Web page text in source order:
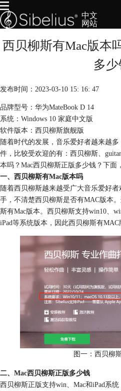
中文
网站
首页
购买
西贝柳斯有Mac版本
多少
发布时间：2023-03-10 15: 16: 47
品牌型号：华为MateBook D 14
系统：Windows 10 家庭中文版
软件版本：西贝柳斯旗舰版
随着时代的发展，音乐爱好者越来越
件，比较受欢迎的有：西贝柳斯、
本吗？Mac西贝柳斯正版多少钱？下面
一、西贝柳斯有Mac版本吗
随着西贝柳斯越来越受广大音乐爱好
手，不清楚西贝柳斯是否有MAC版本
斯有Mac版本。西贝柳斯支持win10、
iPad等系统版本，因此西贝柳斯有MAC
图一：西贝柳
二、Mac西贝柳斯正版多少钱
西贝柳斯正版支持win、Mac和iPad系